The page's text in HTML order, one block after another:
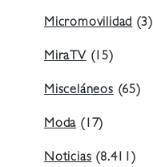
Micromovilidad(3)
MiraTV(15)
Misceláneos(65)
Moda(17)
Noticias(8.411)